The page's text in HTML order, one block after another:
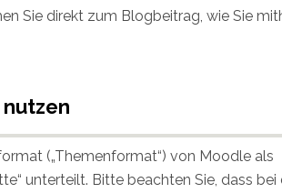
Sie direkt zum Blogbeitrag, wie Sie
(„Themenformat“) von Moodle als
unterteilt. Bitte beachten Sie, dass bei